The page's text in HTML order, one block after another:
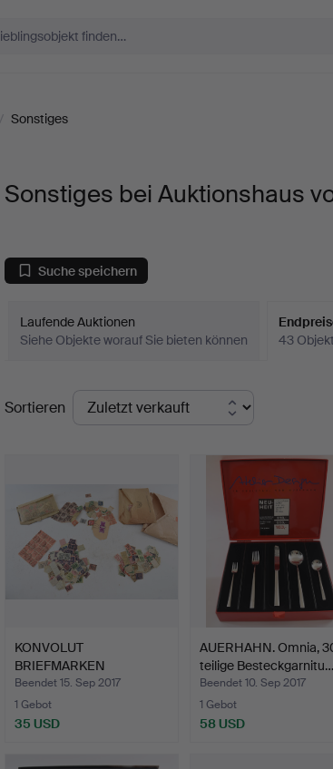
/ Sonstiges
Sonstiges bei Auktionshaus
Suche speichern
Laufende Auktionen
Siehe Objekte worauf Sie bieten können
43
Endpreise
Sortieren
KONVOLUT
BRIEFMARKEN
DEUR`TSCHES REICH
BIS…
Beendet 15. Sep 2017
1 Gebot
35 USD
AUERHAHN. Omnia,
teilige Besteckgarnitu…
Beendet 10. Sep 2017
1 Gebot
58 USD